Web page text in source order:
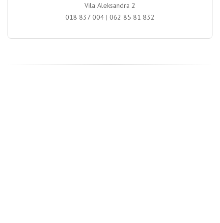
Vila Aleksandra 2
018 837 004 | 062 85 81 832